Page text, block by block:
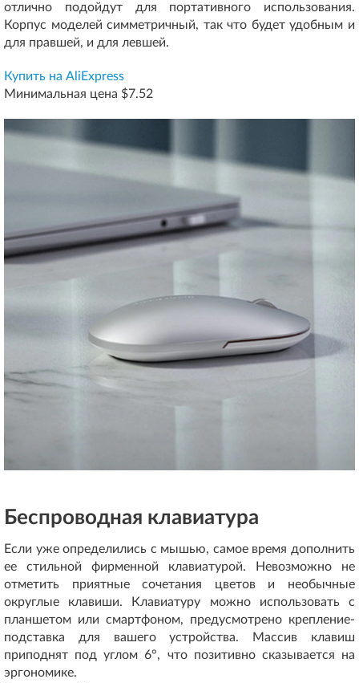
отлично подойдут для портативного использования.
Корпус моделей симметричный, так что будет удобным и
для правшей, и для левшей.
Купить на AliExpress
Минимальная цена $7.52
Беспроводная клавиатура
Если уже определились с мышью, самое время дополнить
ее стильной фирменной клавиатурой. Невозможно не
отметить приятные сочетания цветов и необычные
округлые клавиши. Клавиатуру можно использовать с
планшетом или смартфоном, предусмотрено крепление-
подставка для вашего устройства. Массив клавиш
приподнят под углом 6°, что позитивно сказывается на
эргономике.